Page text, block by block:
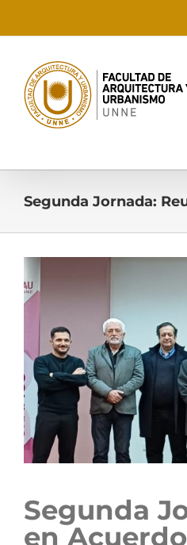
Segunda Jornada:
Ver
imagen
más
grande
Segunda
en